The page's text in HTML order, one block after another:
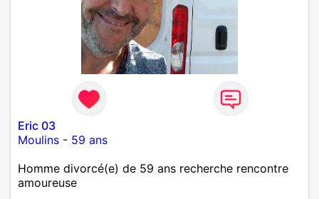
Eric 03
Moulins - 59 ans
Homme divorcé(e) de 59 ans recherche rencontre
amoureuse